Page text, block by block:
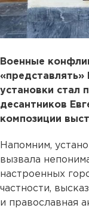
Военные
«представлять»
установки стал
десантников
композиции
Напомним,
вызвала
настроенных
частности,
и православная